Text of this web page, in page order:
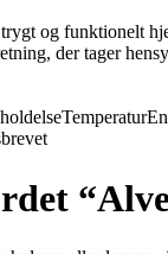
og funktionelt
der tager
Temperatur